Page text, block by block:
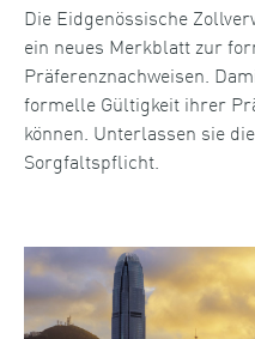
Die Eidgenössische
ein neues Merkblatt zur
Präferenznachweisen.
formelle Gültigkeit ihrer
können. Unterlassen sie
Sorgfaltspflicht.